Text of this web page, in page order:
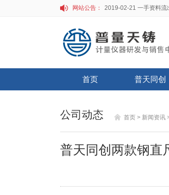
网站公告：
首页 普天同创
公司动态 首页 > 新闻资讯
普天同创两款钢直